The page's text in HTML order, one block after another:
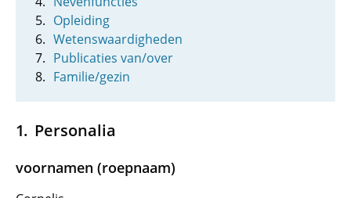
Opleiding
Wetenswaardigheden
Publicaties van/over
Familie/gezin
Personalia
voornamen (roepnaam)